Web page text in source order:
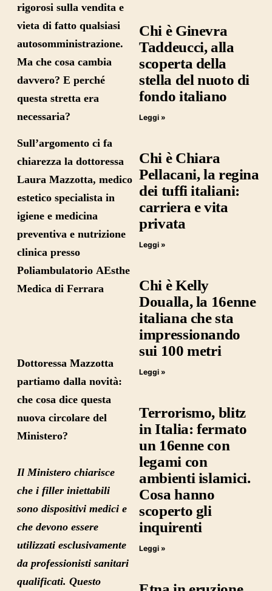
rigorosi sulla vendita e
vieta di fatto qualsiasi
autosomministrazione.
Ma che cosa cambia
davvero? E perché
questa stretta era
necessaria?
Sull’argomento ci fa
chiarezza la dottoressa
Laura Mazzotta, medico
estetico specialista in
igiene e medicina
preventiva e nutrizione
clinica presso
Poliambulatorio AEsthe
Medicadi Ferrara
Dottoressa Mazzotta
partiamo dalla novità:
che cosa dice questa
nuova circolare del
Ministero?
Il Ministero chiarisce
che i filler iniettabili
sono dispositivi medici e
che devono essere
utilizzati esclusivamente
da professionisti sanitari
qualificati. Questo
Chi è Ginevra
Taddeucci, alla
scoperta della
stella del nuoto di
fondo italiano
Leggi »
Chi è Chiara
Pellacani, la regina
dei tuffi italiani:
carriera e vita
privata
Leggi »
Chi è Kelly
Doualla, la 16enne
italiana che sta
impressionando
sui 100 metri
Leggi »
Terrorismo, blitz
in Italia: fermato
un 16enne con
legami con
ambienti islamici.
Cosa hanno
scoperto gli
inquirenti
Leggi »